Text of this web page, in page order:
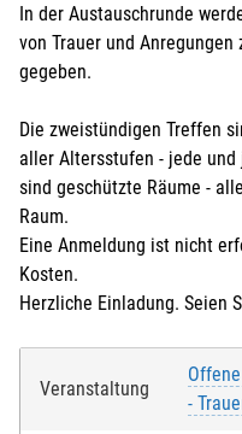
In der Austauschrunde
von Trauer und
gegeben.
Die zweistündigen Treffen
aller Altersstufen - jede
sind geschützte Räume -
Raum.
Eine Anmeldung ist nicht
Kosten.
Herzliche Einladung. Seien
Veranstaltung
-